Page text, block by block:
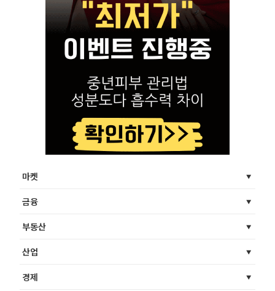
마켓
금융
부동산
산업
경제